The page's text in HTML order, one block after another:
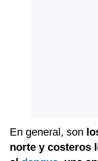
En general, son
norte y costeros